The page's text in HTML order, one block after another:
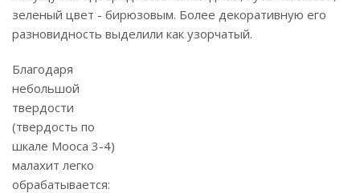
зеленый цвет - бирюзовым. Более декоративную его
разновидность выделили как узорчатый.
Благодаря
небольшой
твердости
(твердость по
шкале Мооса 3-4)
малахит легко
обрабатывается: